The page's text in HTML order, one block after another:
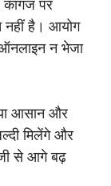
कागज पर
है। आयोग
ऑनलाइन न भेजा
आसान और
मिलेंगे और
से आगे बढ़